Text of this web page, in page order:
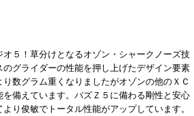
５！草分けとなるオゾン・シャークノーズ技
グライダーの性能を押し上げたデザイン要素
数グラム重くなりましたがオゾンの他のＸＣ
備えています。バズＺ５に備わる剛性と安心
り俊敏でトータル性能がアップしています。